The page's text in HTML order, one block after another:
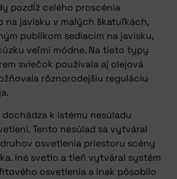
pozdĺž celého proscénia
na javisku v malých škatuľkách,
publikom sediacim na javisku,
veľmi módne. Na tieto typy
sviečok používala aj olejová
rôznorodejšiu reguláciu
k istému nesúladu
Tento nesúlad sa vytváral
osvetlenia priestoru scény
Iné svetlo a tieň vytváral systém
osvetlenia a inak pôsobilo